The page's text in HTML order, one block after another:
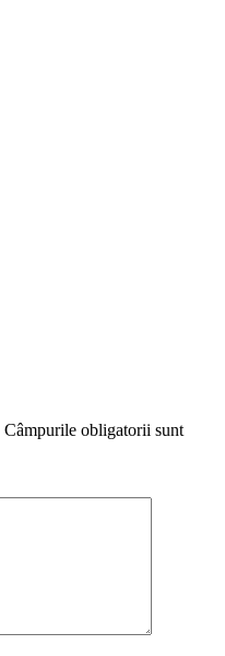
Câmpurile obligatorii sunt